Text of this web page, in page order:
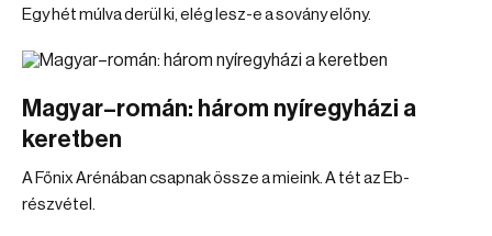
Egy hét múlva derül ki, elég lesz-e a sovány előny.
Magyar–román: három nyíregyházi a
keretben
A Főnix Arénában csapnak össze a mieink. A tét az Eb-
részvétel.